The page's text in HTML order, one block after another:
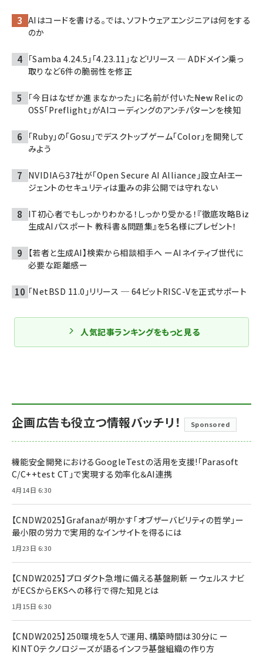
AIはコードを書ける。では、ソフトウェアエンジニアは何をする
のか
「Samba 4.24.5」「4.23.11」などリリース ─ ADドメイン乗っ
取りなど6件の脆弱性を修正
「今日はなぜか進まなかった」に名前が付いた――New Relicの
OSS「Preflight」がAIコーディングのアンチパターンを検知
「Ruby」の「Gosu」でデスクトップゲーム「Color」を開発して
みよう
NVIDIAら37社が「Open Secure AI Alliance」設立――AIエー
ジェントのセキュリティは重みの非公開では守れない
IT初心者でもしっかりわかる！しっかり受かる！『徹底攻略Biz
生成AIパスポート 教科書＆問題集』を5名様にプレゼント！
【若者と生成AI】検索から相談相手へ ーAIネイティブ世代に
必要な距離感ー
「NetBSD 11.0」リリース ─ 64ビットRISC-Vを正式サポート
人気記事ランキングをもっと見る
企画広告も役立つ情報バッチリ！ Sponsored
機能安全開発におけるGoogleTestの活用を支援!「Parasoft
C/C++test CT」で実現する効率化＆AI連携
4月14日 6:30
【CNDW2025】Grafanaが明かす「オブザーバビリティの哲学」ー
最小限の労力で実用的なインサイトを得るには
1月23日 6:30
【CNDW2025】プロダクト急増に備える基盤刷新 ーウェルスナビ
がECSからEKSへの移行で得た知見とは
1月15日 6:30
【CNDW2025】250環境を5人で運用、構築時間は30分に ー
KINTOテクノロジーズが語るインフラ基盤組織の作り方